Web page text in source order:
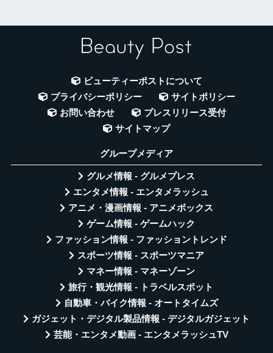
ビューティーポストについて
プライバシーポリシー
サイトポリシー
お問い合わせ
プレスリリース受付
サイトマップ
グループメディア
グルメ情報 - グルメプレス
エンタメ情報 - エンタメラッシュ
アニメ・漫画情報 - アニメボックス
ゲーム情報 - ゲームハック
ファッション情報 - ファッショントレンド
スポーツ情報 - スポーツマニア
マネー情報 - マネーゾーン
旅行・観光情報 - トラベルスポット
自動車・バイク情報 - オートタイムズ
ガジェット・デジタル製品情報 - デジタルガジェット
芸能・エンタメ動画 - エンタメラッシュTV